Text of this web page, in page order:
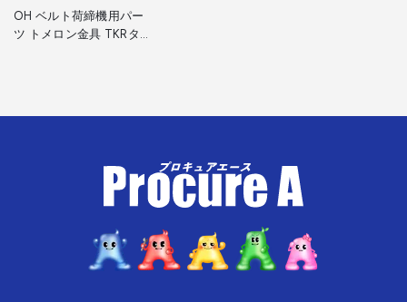
OH ベルト荷締機用パー
ツ トメロン金具 TKRタイ